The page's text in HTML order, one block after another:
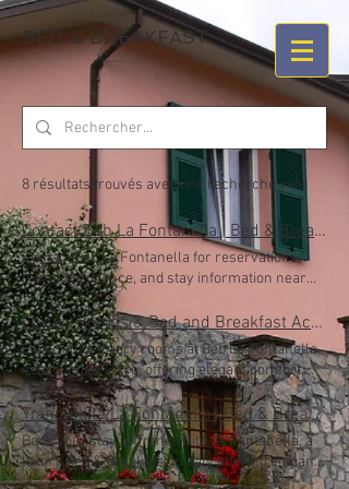
BED & BREAKFAST
8 résultats trouvés avec une recherche vide
Contact Beb La Fontanella | Bed & Breakfast Near Cinque Terre, Italy
Contact Beb La Fontanella for reservations,
travel assistance, and stay information near
Cinque Terre. We’re here to help you plan a
relaxing Italian getaway. CONTATTI RICHIESTA
INFORMAZIONI e PRENOTAZIONI Nome Email
Telefono Oggetto Messaggio Submit
Luxury Rooms & Bed and Breakfast Accommodation Near Cinque Terre | Beb La Fontanella
Experience luxury rooms at Beb La Fontanella
near Cinque Terre, offering elegant comfort,
authentic Italian hospitality, breathtaking
surroundings, and unforgettable stays. Le
camere della nostra struttura sono in stile
moderno, ogni camera è compresa di
televisore, Wi-Fi, lenzuola , tris di asciugamani ,
Tranquillità La Fontanella | Bed & Breakfast | Relaxing Stay | Italian Hospitality | Holiday Accommodation in Italy
Book your stay at Tranquillità La Fontanella, a
luxury Bed & Breakfast in Italy offering elegant
rooms, authentic Italian hospitality, relaxing